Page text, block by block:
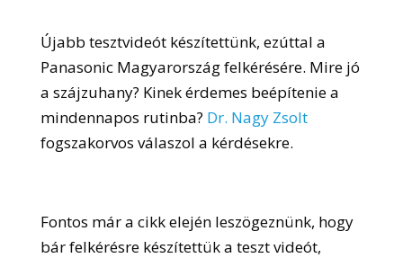
Újabb tesztvideót készítettünk, ezúttal a
Panasonic Magyarország felkérésére. Mire jó
a szájzuhany? Kinek érdemes beépítenie a
mindennapos rutinba? Dr. Nagy Zsolt
fogszakorvos válaszol a kérdésekre.
Fontos már a cikk elején leszögeznünk, hogy
bár felkérésre készítettük a teszt videót,